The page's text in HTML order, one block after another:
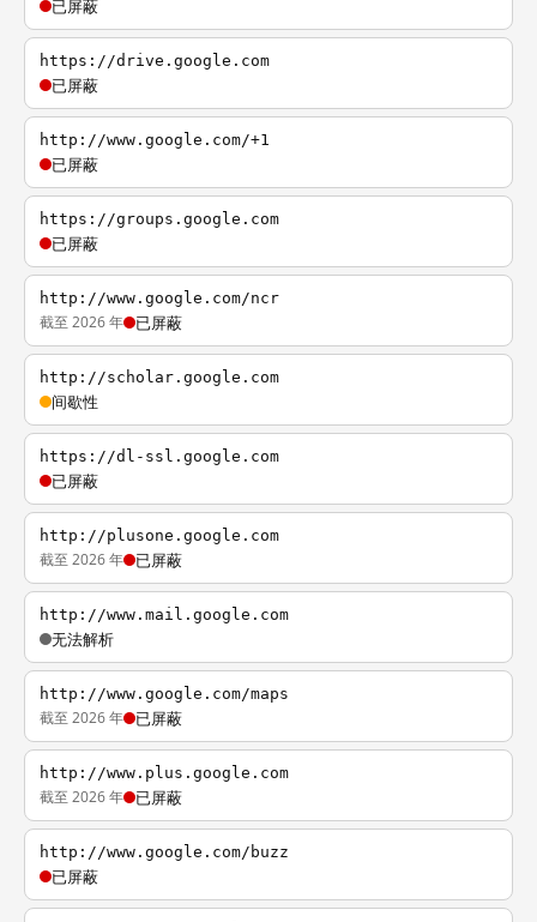
已屏蔽
https://drive.google.com
已屏蔽
http://www.google.com/+1
已屏蔽
https://groups.google.com
已屏蔽
http://www.google.com/ncr
截至 2026 年 已屏蔽
http://scholar.google.com
间歇性
https://dl-ssl.google.com
已屏蔽
http://plusone.google.com
截至 2026 年 已屏蔽
http://www.mail.google.com
无法解析
http://www.google.com/maps
截至 2026 年 已屏蔽
http://www.plus.google.com
截至 2026 年 已屏蔽
http://www.google.com/buzz
已屏蔽